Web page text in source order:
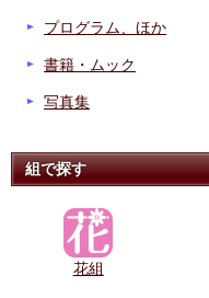
プログラム、ほか
書籍・ムック
写真集
組で探す
花組